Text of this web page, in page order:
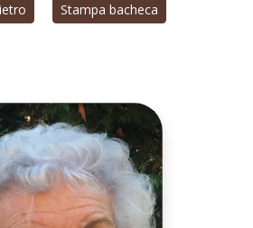
Stampa bacheca